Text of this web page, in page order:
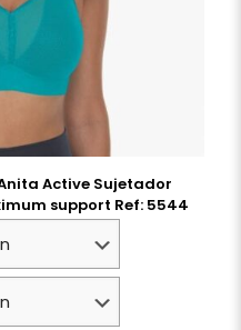
Anita Active Sujetador
support Ref: 5544